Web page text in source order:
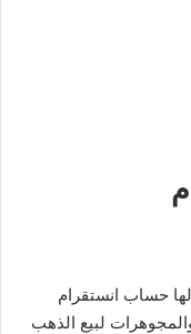
حساب انستقرام
لبيع الذهب